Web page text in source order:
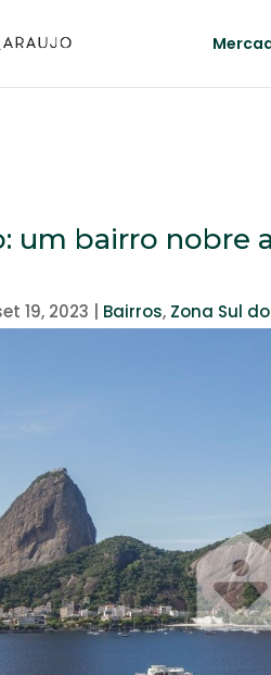
um bairro nobre
19, 2023 Bairros, Zona Sul